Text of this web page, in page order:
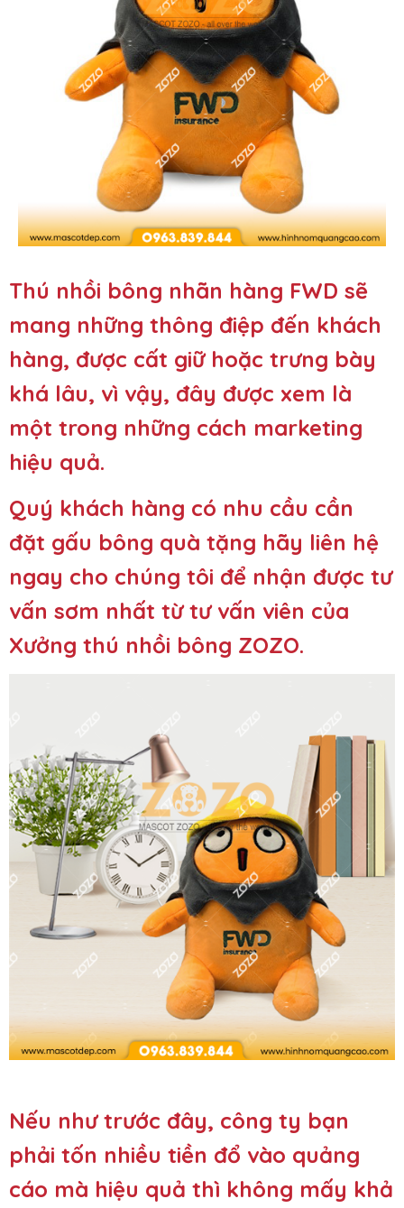
Thú nhồi bông nhãn hàng FWD sẽ
mang những thông điệp đến khách
hàng, được cất giữ hoặc trưng bày
khá lâu, vì vậy, đây được xem là
một trong những cách marketing
hiệu quả.
Quý khách hàng có nhu cầu cần
đặt gấu bông quà tặng hãy liên hệ
ngay cho chúng tôi để nhận được tư
vấn sơm nhất từ tư vấn viên của
Xưởng thú nhồi bông ZOZO.
Nếu như trước đây, công ty bạn
phải tốn nhiều tiền đổ vào quảng
cáo mà hiệu quả thì không mấy khả